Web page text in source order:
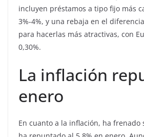
incluyen préstamos a tipo fijo más
3%-4%, y una rebaja en el
para hacerlas más atractivas, con
0,30%.
La inflación
enero
En cuanto a la inflación, ha frenado